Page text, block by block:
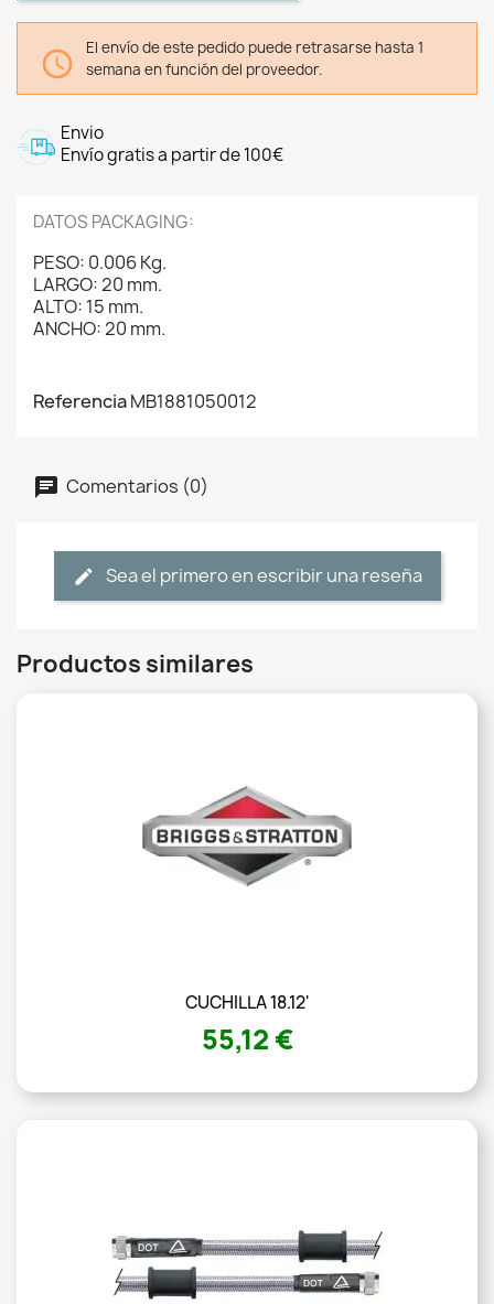

El envío de este pedido puede retrasarse hasta 1
semana en función del proveedor.
Envio
Envío gratis a partir de 100€
DATOS PACKAGING:
PESO: 0.006 Kg.
LARGO: 20 mm.
ALTO: 15 mm.
ANCHO: 20 mm.
ReferenciaMB1881050012
Comentarios (0)
Sea el primero en escribir una reseña
Productos similares
CUCHILLA 18.12'
55,12 €